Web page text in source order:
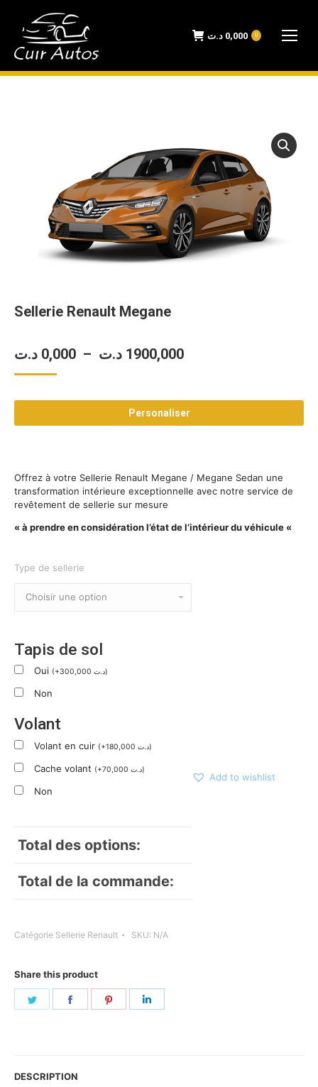
0,000 د.ت 0
Sellerie Renault Megane
0,000 د.ت – 1900,000 د.ت
Plage
prix :
0,000 د.تPersonaliser
Offrez à votre Sellerie Renault Megane / Megane Sedan une
transformation intérieure exceptionnelle avec notre service de
revêtement de sellerie sur mesure
« à prendre en considération l’état de l’intérieur du véhicule «
Type de sellerie
Tapis de sol
Oui (+300,000 د.ت)
Non
Volant
Volant en cuir (+180,000 د.ت)
Cache volant (+70,000 د.ت)
Non
Total des options:
Total de la commande:
Add to wishlist
Catégorie Sellerie Renault SKU: N/A
Share this product
Share
Share
DESCRIPTION